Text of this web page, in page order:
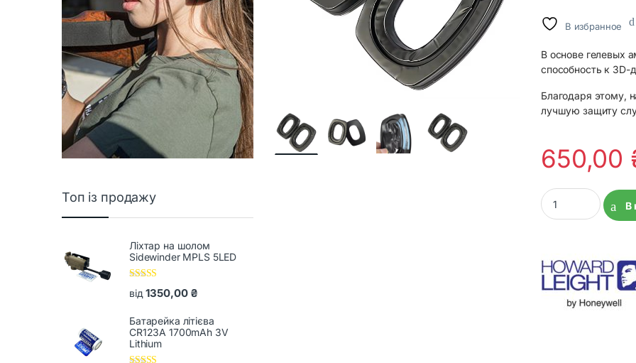
В избранное
В основе гелевых
способность к 3D-
Благодаря этому,
лучшую защиту
650,00
Гелевые
В
Топ із продажу
Ліхтар на шолом
Sidewinder MPLS 5LED
Оцінено в
5.00 з 5
від1350,00 ₴
Батарейка літієва
CR123A 1700mAh 3V
Lithium